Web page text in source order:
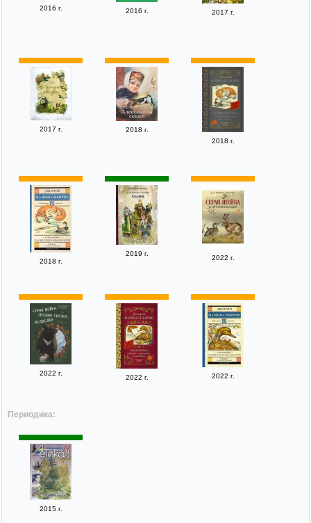
2016 г. 2016 г. 2017 г.
2017 г.
2018 г.
2018 г.
2018 г.
2019 г.
2022 г.
2022 г.
2022 г. 2022 г.
Периодика:
2015 г.